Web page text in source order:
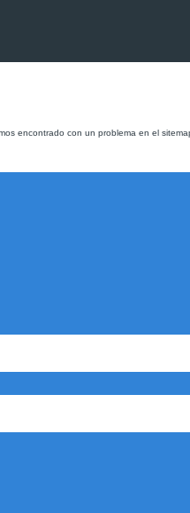
encontrado con un problema en el